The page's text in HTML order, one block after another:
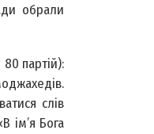
обрали
партій):
слів
ім’я Бога